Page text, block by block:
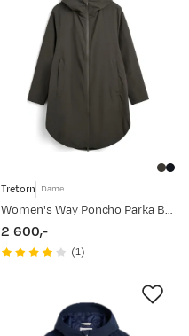
Tretorn Dame
Women's Way Poncho Parka Beluga
price
2 600,-
(1)